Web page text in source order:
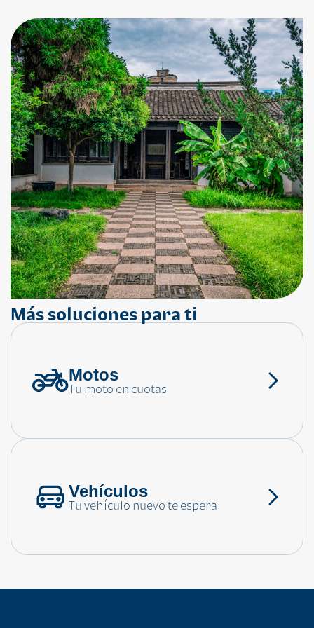
¿Necesitas ayuda?
Más soluciones para ti
Motos
Tu moto en cuotas
Vehículos
Tu vehículo nuevo te espera